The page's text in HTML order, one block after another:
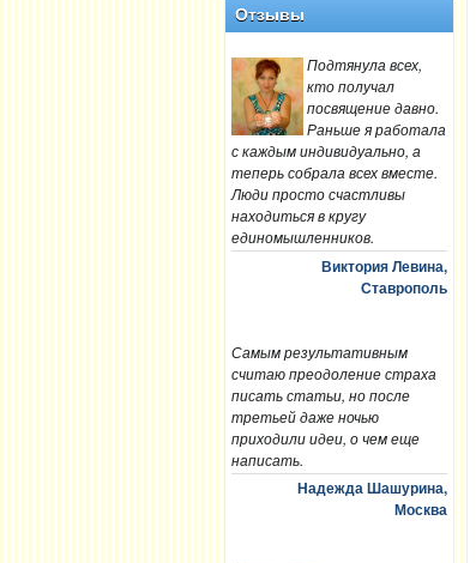
Отзывы
Подтянула всех,
кто получал
посвящение давно.
Раньше я работала
с каждым индивидуально, а
теперь собрала всех вместе.
Люди просто счастливы
находиться в кругу
единомышленников.
Виктория Левина,
Ставрополь
Самым результативным
считаю преодоление страха
писать статьи, но после
третьей даже ночью
приходили идеи, о чем еще
написать.
Надежда Шашурина,
Москва